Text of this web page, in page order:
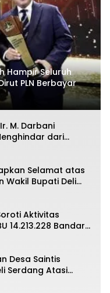
Hampir Seluruh
PLN Berbayar
M. Darbani
dari
Selamat atas
Wakil Bupati Deli
Aktivitas
14.213.228 Bandar
Desa Saintis
Serdang Atasi